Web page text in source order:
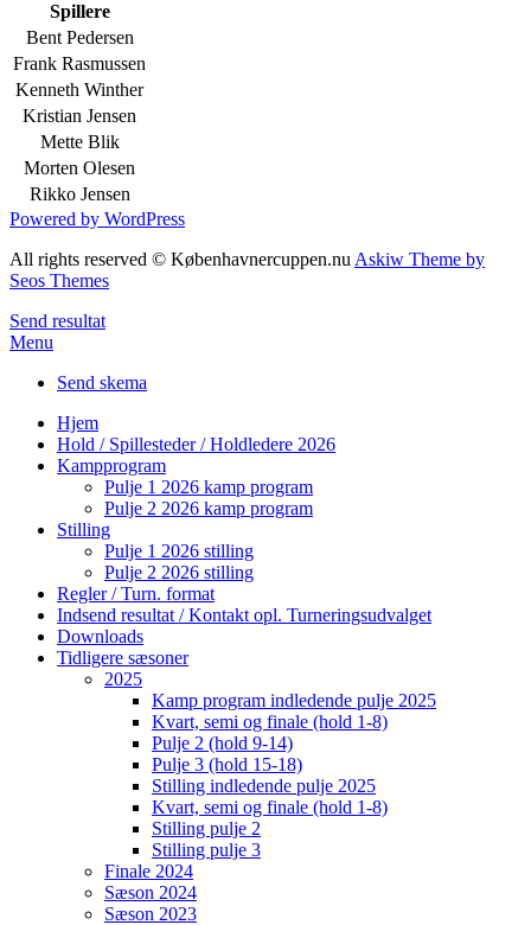
Spillere
Bent Pedersen
Frank Rasmussen
Kenneth Winther
Kristian Jensen
Mette Blik
Morten Olesen
Rikko Jensen
Powered by WordPress
All rights reserved © Københavnercuppen.nu Askiw Theme by
Seos Themes
Send resultat
Menu
Send skema
Hjem
Hold / Spillesteder / Holdledere 2026
Kampprogram
Pulje 1 2026 kamp program
Pulje 2 2026 kamp program
Stilling
Pulje 1 2026 stilling
Pulje 2 2026 stilling
Regler / Turn. format
Indsend resultat / Kontakt opl. Turneringsudvalget
Downloads
Tidligere sæsoner
2025
Kamp program indledende pulje 2025
Kvart, semi og finale (hold 1-8)
Pulje 2 (hold 9-14)
Pulje 3 (hold 15-18)
Stilling indledende pulje 2025
Kvart, semi og finale (hold 1-8)
Stilling pulje 2
Stilling pulje 3
Finale 2024
Sæson 2024
Sæson 2023